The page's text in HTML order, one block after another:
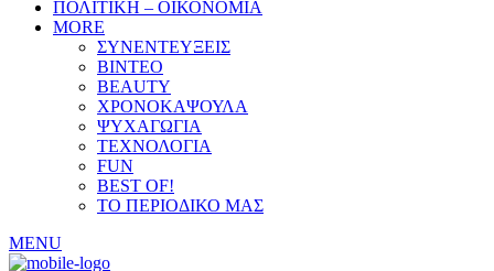
ΠΟΛΙΤΙΚΗ – ΟΙΚΟΝΟΜΙΑ
MORE
ΣΥΝΕΝΤΕΥΞΕΙΣ
ΒΙΝΤΕΟ
BEAUTY
ΧΡΟΝΟΚΑΨΟΥΛΑ
ΨΥΧΑΓΩΓΙΑ
ΤΕΧΝΟΛΟΓΙΑ
FUN
BEST OF!
ΤΟ ΠΕΡΙΟΔΙΚΟ ΜΑΣ
MENU